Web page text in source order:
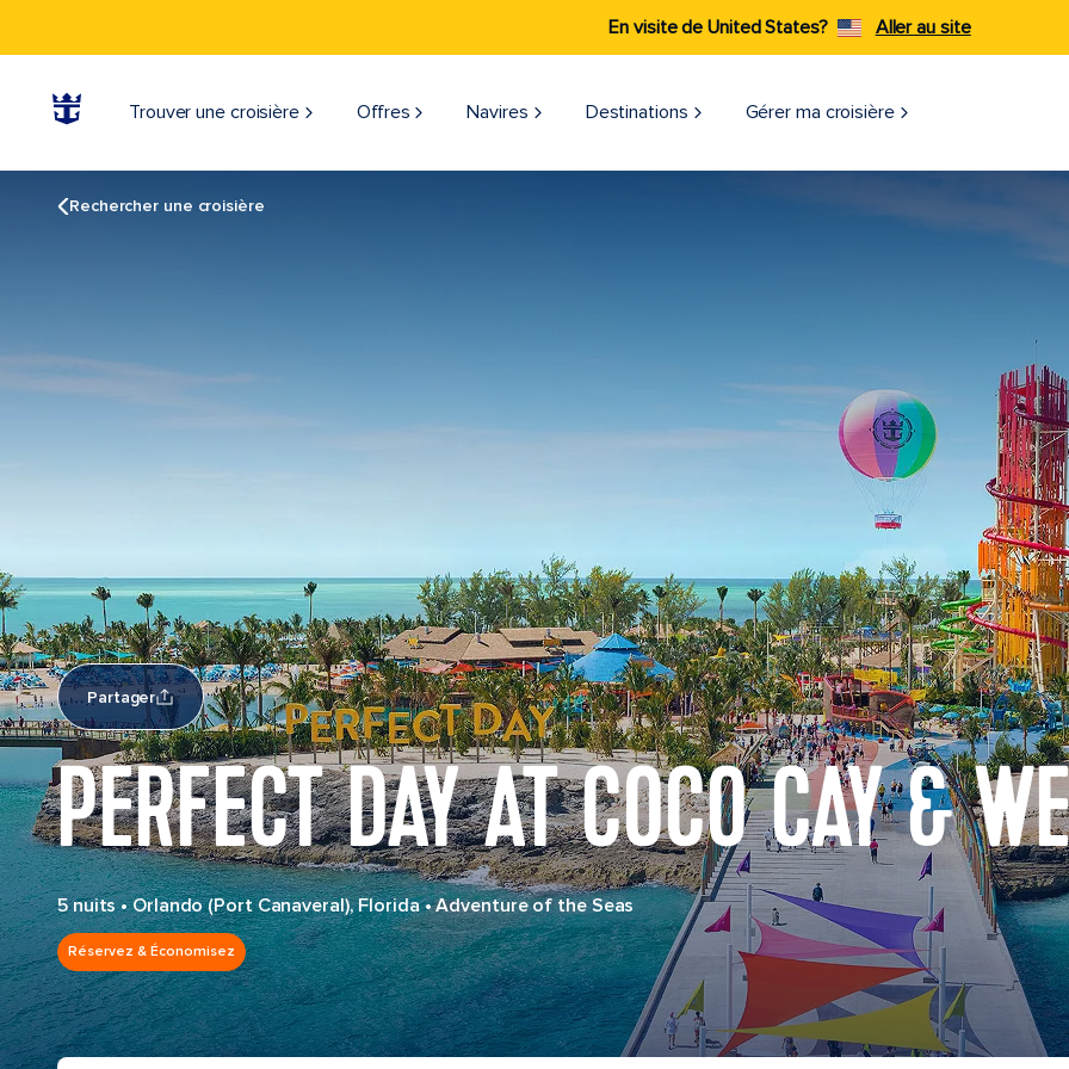
En visite de United States? Aller au site
Trouver une croisière Offres Navires Destinations Gérer ma croisière
Rechercher une croisière
Partager
PERFECT DAY AT COCO CAY &
5 nuits•Orlando (Port Canaveral), Florida•Adventure of the Seas
Réservez & Économisez